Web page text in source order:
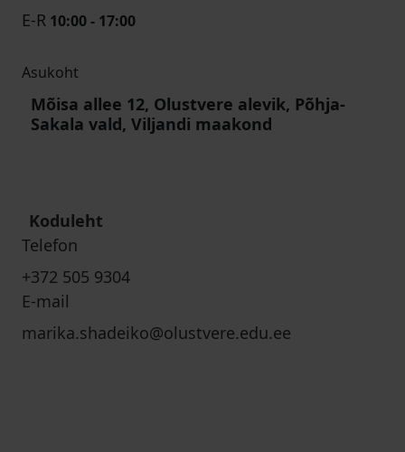
E-R 10:00 - 17:00
Asukoht
Mõisa allee 12, Olustvere alevik, Põhja-
Sakala vald, Viljandi maakond
Koduleht
Telefon
+372 505 9304
E-mail
marika.shadeiko@olustvere.edu.ee